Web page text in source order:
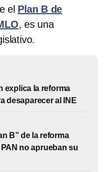
el Plan B de
, es una
explica la reforma
desaparecer al INE
B” de la reforma
no aprueban su